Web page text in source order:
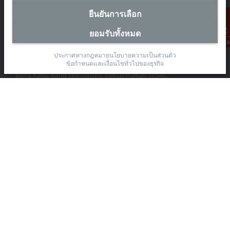
การติดต่อ
สำนักงานผู้แทนประเทศไทย
The Pretium Bang Na, Unit 91/8
Moo.15 Bang Na-Trat Frontage Road
Bang Kaeo, Bang Phli District, Samut Prakan 10540
ยืนยันการเลือก
ยอมรับทั้งหมด
ประกาศทางกฎหมายนโยบายความเป็นส่วนตัว
ข้อกำหนดและเงื่อนไขทั่วไปของธุรกิจ